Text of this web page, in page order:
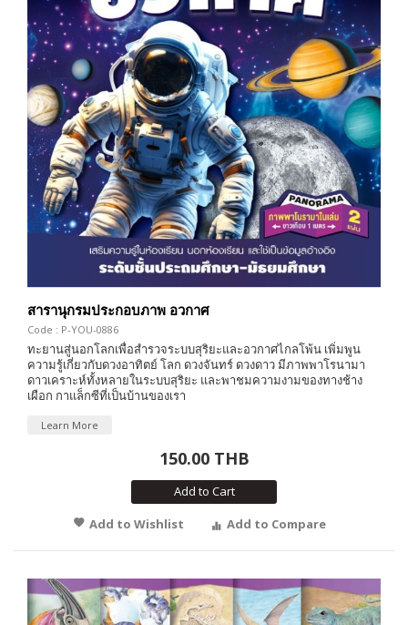
สารานุกรมประกอบภาพ อวกาศ
Code : P-YOU-0886
ทะยานสู่นอกโลกเพื่อสำรวจระบบสุริยะและอวกาศไกลโพ้น เพิ่มพูน
ความรู้เกี่ยวกับดวงอาทิตย์ โลก ดวงจันทร์ ดวงดาว มีภาพพาโรนามา
ดาวเคราะห์ทั้งหลายในระบบสุริยะ และพาชมความงามของทางช้าง
เผือก กาแล็กซีที่เป็นบ้านของเรา
Learn More
150.00 THB
Add to Cart
Add to Wishlist
Add to Compare